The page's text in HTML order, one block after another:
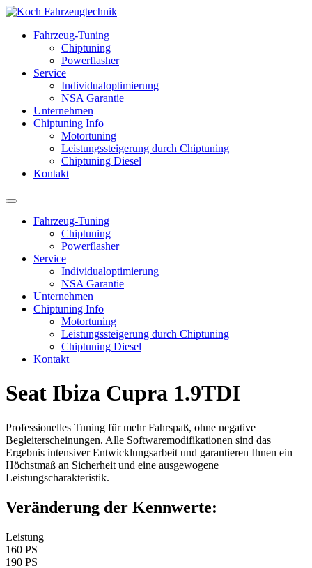
Fahrzeug-Tuning
Chiptuning
Powerflasher
Service
Individualoptimierung
NSA Garantie
Unternehmen
Chiptuning Info
Motortuning
Leistungssteigerung durch Chiptuning
Chiptuning Diesel
Kontakt
Fahrzeug-Tuning
Chiptuning
Powerflasher
Service
Individualoptimierung
NSA Garantie
Unternehmen
Chiptuning Info
Motortuning
Leistungssteigerung durch Chiptuning
Chiptuning Diesel
Kontakt
Seat Ibiza Cupra 1.9TDI
Professionelles Tuning für mehr Fahrspaß, ohne negative
Begleiterscheinungen. Alle Softwaremodifikationen sind das
Ergebnis intensiver Entwicklungsarbeit und garantieren Ihnen ein
Höchstmaß an Sicherheit und eine ausgewogene
Leistungscharakteristik.
Veränderung der Kennwerte:
Leistung
160 PS
190 PS